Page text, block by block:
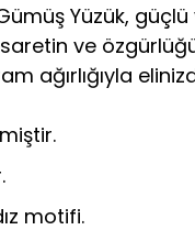
Gümüş Yüzük,
ve
ağırlığıyla
motifi.